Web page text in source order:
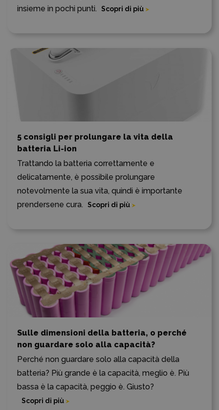
insieme in pochi punti.
Scopri di più
5 consigli per prolungare la vita della
batteria Li-ion
Trattando la batteria correttamente e
delicatamente, è possibile prolungare
notevolmente la sua vita, quindi è importante
prendersene cura.
Scopri di più
Sulle dimensioni della batteria, o perché
non guardare solo alla capacità?
Perché non guardare solo alla capacità della
batteria? Più grande è la capacità, meglio è. Più
bassa è la capacità, peggio è. Giusto?
Scopri di più